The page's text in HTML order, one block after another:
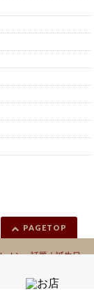
PAGETOP
ノシェ話題｜誕生日
Reserved.